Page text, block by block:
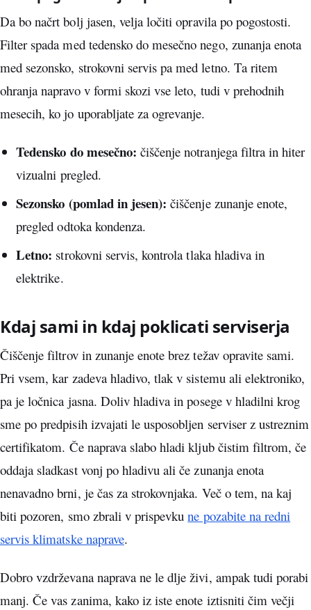
Da bo načrt bolj jasen, velja ločiti opravila po pogostosti.
Filter spada med tedensko do mesečno nego, zunanja enota
med sezonsko, strokovni servis pa med letno. Ta ritem
ohranja napravo v formi skozi vse leto, tudi v prehodnih
mesecih, ko jo uporabljate za ogrevanje.
Tedensko do mesečno: čiščenje notranjega filtra in hiter
vizualni pregled.
Sezonsko (pomlad in jesen): čiščenje zunanje enote,
pregled odtoka kondenza.
Letno: strokovni servis, kontrola tlaka hladiva in
elektrike.
Kdaj sami in kdaj poklicati serviserja
Čiščenje filtrov in zunanje enote brez težav opravite sami.
Pri vsem, kar zadeva hladivo, tlak v sistemu ali elektroniko,
pa je ločnica jasna. Doliv hladiva in posege v hladilni krog
sme po predpisih izvajati le usposobljen serviser z ustreznim
certifikatom. Če naprava slabo hladi kljub čistim filtrom, če
oddaja sladkast vonj po hladivu ali če zunanja enota
nenavadno brni, je čas za strokovnjaka. Več o tem, na kaj
biti pozoren, smo zbrali v prispevkune pozabite na redni
servis klimatske naprave.
Dobro vzdrževana naprava ne le dlje živi, ampak tudi porabi
manj. Če vas zanima, kako iz iste enote iztisniti čim večji